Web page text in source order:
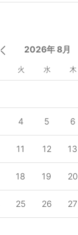
2026年 8月
火 水 木
4 5 6
11 12 13
18 19 20
25 26 27